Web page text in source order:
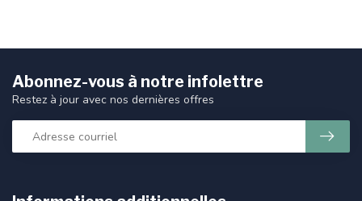
Abonnez-vous à notre infolettre
Restez à jour avec nos dernières offres